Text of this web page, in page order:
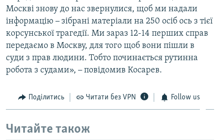
Москві знову до нас звернулися, щоб ми надали
інформацію –зібрані матеріали на 250 осіб ось з тієї
корсунської трагедії. Ми зараз 12-14 перших справ
передаємо в Москву, для того щоб вони пішли в
суди з прав людини. Тобто починається рутинна
робота з судами», –повідомив Косарев.
Поділитись Читати без VPN Follow us
Читайте також